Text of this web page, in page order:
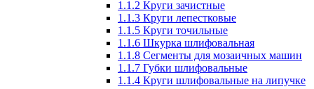
1.1.2 Круги зачистные
1.1.3 Круги лепестковые
1.1.5 Круги точильные
1.1.6 Шкурка шлифовальная
1.1.8 Сегменты для мозаичных машин
1.1.7 Губки шлифовальные
1.1.4 Круги шлифовальные на липучке